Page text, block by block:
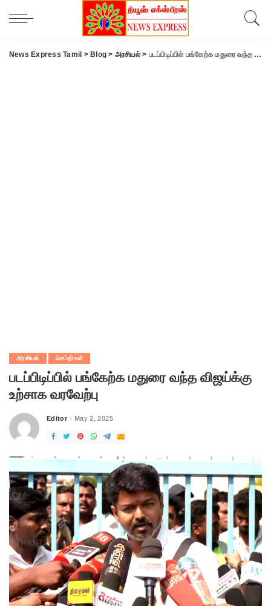
News Express Tamil > Blog > அரசியல்> படப்பிடிப்பில் பங்கேற்க மதுரை வந்த விஜய்க்கு உற்சாக வரவேற்பு
அரசியல் செய்திகள்
படப்பிடிப்பில் பங்கேற்க மதுரை வந்த விஜய்க்கு
உற்சாக வரவேற்பு
Posted
Editor May 2, 2025